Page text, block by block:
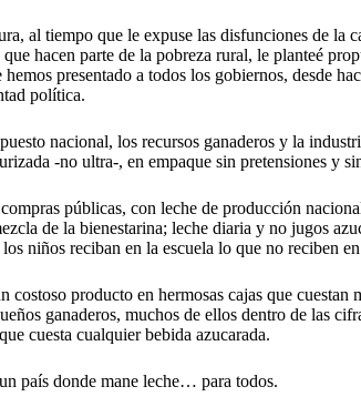
al tiempo que le expuse las disfunciones de la
hacen parte de la pobreza rural, le planteé
presentado a todos los gobiernos, desde
política.
nacional, los recursos ganaderos y la
-no ultra-, en empaque sin pretensiones y
públicas, con leche de producción
de la bienestarina; leche diaria y no jugos
niños reciban en la escuela lo que no reciben en
costoso producto en hermosas cajas que cuestan
ganaderos, muchos de ellos dentro de las
cuesta cualquier bebida azucarada.
país donde mane leche… para todos.